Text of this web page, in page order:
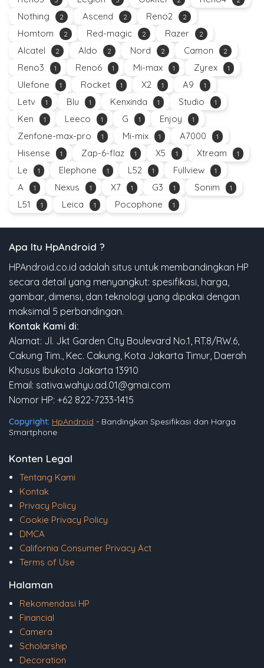
Nothing 2 Ascend 2 Reno2 2
Homtom 2 Red-magic 2 Razer 2
Alcatel 2 Aldo 2 Nord 2 Camon 2
Reno3 1 Reno6 1 Mi-max 1 Zyrex 1
Ulefone 1 Rocket 1 X2 1 A9 1
Letv 1 Blu 1 Kenxinda 1 Studio 1
Ken 1 Leeco 1 G 1 Enjoy 1
Zenfone-max-pro 1 Mi-mix 1 A7000 1
Hisense 1 Zap-6-flaz 1 X5 1 Xtream 1
Le 1 Elephone 1 L52 1 Fullview 1
A 1 Nexus 1 X7 1 G3 1 Sonim 1
L51 1 Leica 1 Pocophone 1
Apa Itu HpAndroid ?
HPAndroid.co.id adalah situs untuk membandingkan HP
secara detail yang menyangkut: spesifikasi, harga,
gambar, dimensi, dan teknologi yang dipakai dengan
maksimal 5 perbandingan.
Kontak Kami di:
Alamat: Jl. Jkt Garden City Boulevard No.1, RT.8/RW.6,
Cakung Tim., Kec. Cakung, Kota Jakarta Timur, Daerah
Khusus Ibukota Jakarta 13910
Email: sativa.wahyu.ad.01@gmai.com
Nomor HP: +62 822-7233-1415
Copyright: HpAndroid - Bandingkan Spesifikasi dan Harga
Smartphone
Konten Legal
Tentang Kami
Kontak
Privacy Policy
Cookie Privacy Policy
DMCA
California Consumer Privacy Act
Terms of Use
Halaman
Rekomendasi HP
Financial
Camera
Scholarship
Decoration